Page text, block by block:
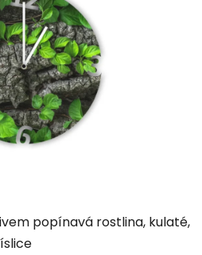
popínavá rostlina, kulaté,